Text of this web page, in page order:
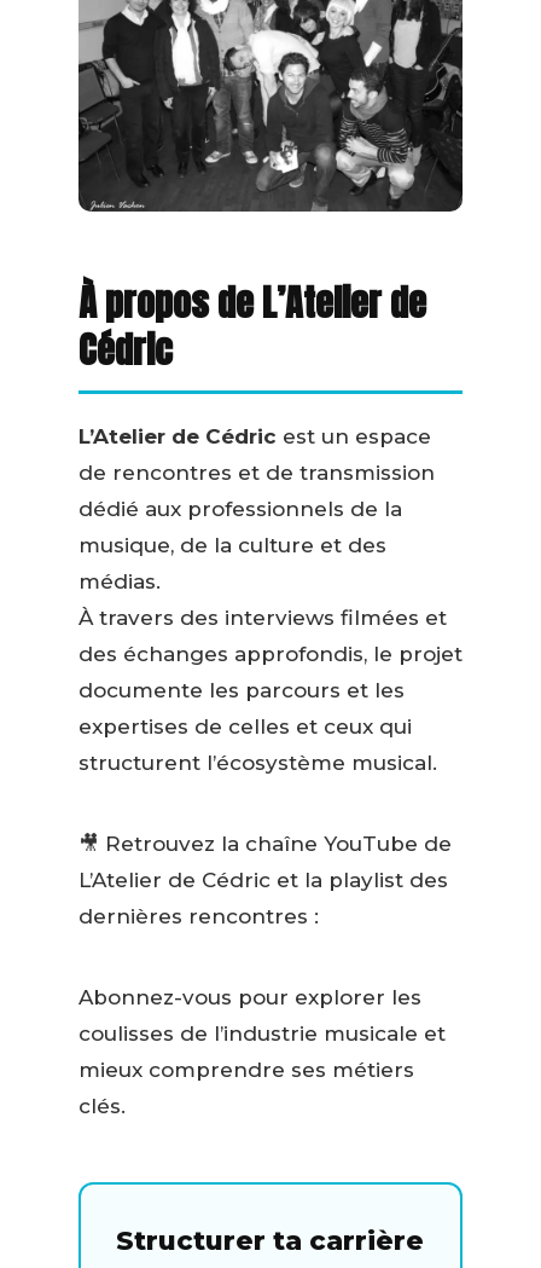
À propos de L’Atelier de
Cédric
L’Atelier de Cédric est un espace
de rencontres et de transmission
dédié aux professionnels de la
musique, de la culture et des
médias.
À travers des interviews filmées et
des échanges approfondis, le projet
documente les parcours et les
expertises de celles et ceux qui
structurent l’écosystème musical.
🎥 Retrouvez la chaîne YouTube de
L’Atelier de Cédric et la playlist des
dernières rencontres :
Abonnez-vous pour explorer les
coulisses de l’industrie musicale et
mieux comprendre ses métiers
clés.
Structurer ta carrière